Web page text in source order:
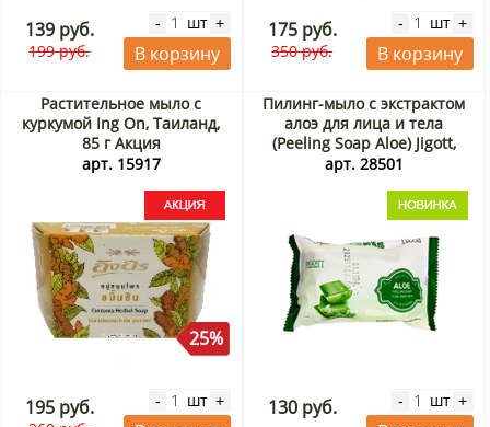
139 руб.
199 руб.
- шт +
В корзину
175 руб.
350 руб.
- шт +
В корзину
Растительное мыло с
куркумой Ing On, Таиланд,
85 г Акция
арт. 15917
25%
195 руб. - шт +
Пилинг-мыло с экстрактом
алоэ для лица и тела
(Peeling Soap Aloe) Jigott,
Корея, 150 г
арт. 28501
130 руб. - шт +